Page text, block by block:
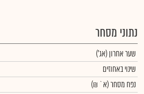
נתוני מסחר
שער אחרון (אג')
שינוי באחוזים
נפח מסחר(א` ₪)